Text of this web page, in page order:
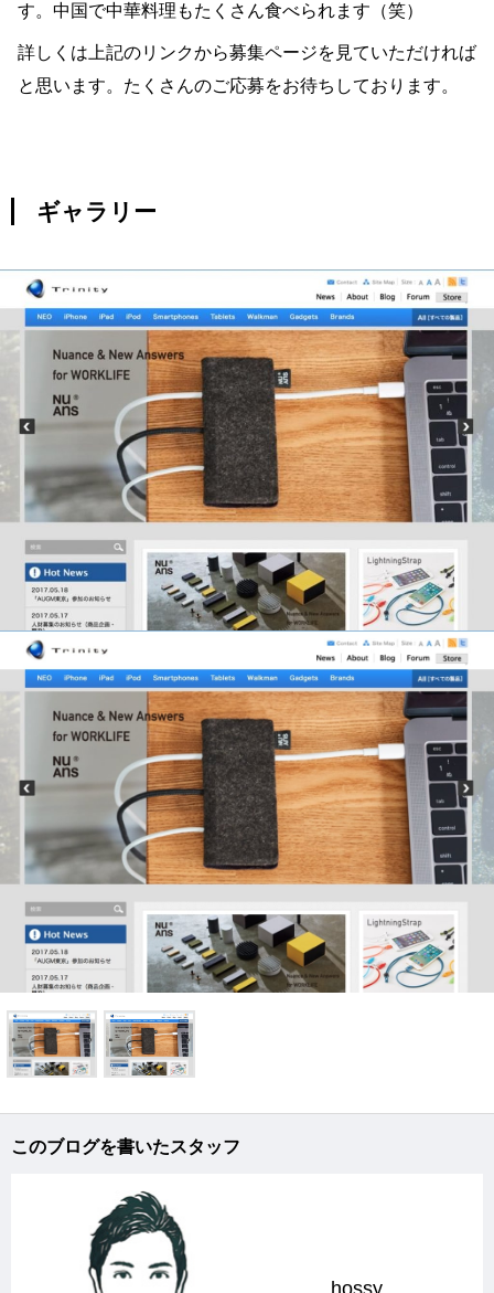
す。中国で中華料理もたくさん食べられます（笑）
詳しくは上記のリンクから募集ページを見ていただければ
と思います。たくさんのご応募をお待ちしております。
ギャラリー
このブログを書いたスタッフ
hossy